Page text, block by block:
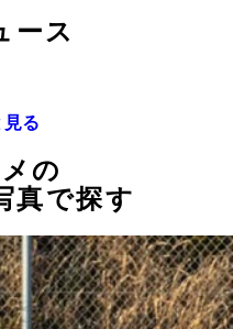
ース
る
の
真で探す